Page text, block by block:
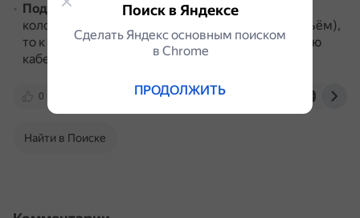
Подключение к входу AUX на колонке
колонки есть такой вход (обычно это 3,5 мм разъём),
то к ней можно подключить микрофон с помощью
кабеля «Джек-Джек».
0 skifmusic.ru www.flickr.com dzen.ru
Найти в Поиске
Поиск в Яндексе
Сделать Яндекс основным поиском
в Сhrome
ПРОДОЛЖИТЬ